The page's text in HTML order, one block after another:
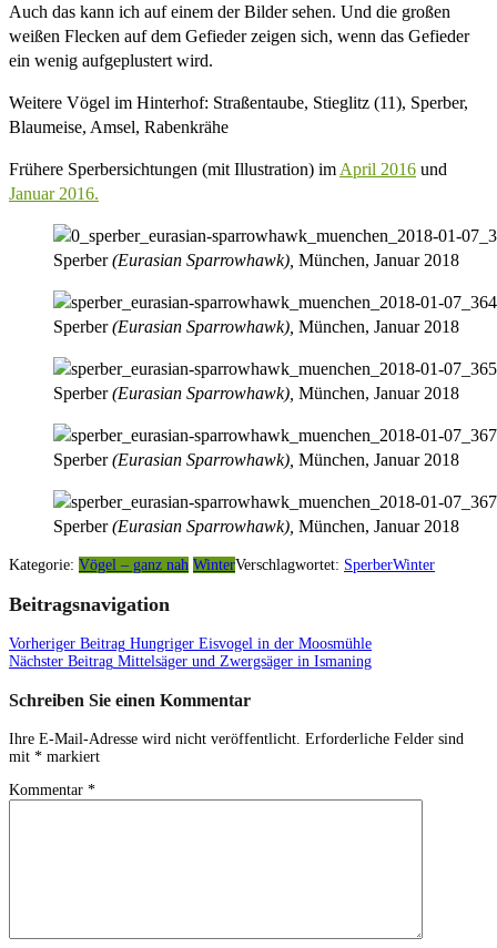
Auch das kann ich auf einem der Bilder sehen. Und die großen
weißen Flecken auf dem Gefieder zeigen sich, wenn das Gefieder
ein wenig aufgeplustert wird.
Weitere Vögel im Hinterhof: Straßentaube, Stieglitz (11), Sperber,
Blaumeise, Amsel, Rabenkrähe
Frühere Sperbersichtungen (mit Illustration) im April 2016 und
Januar 2016.
Sperber(Eurasian Sparrowhawk), München, Januar 2018
Sperber(Eurasian Sparrowhawk), München, Januar 2018
Sperber(Eurasian Sparrowhawk), München, Januar 2018
Sperber(Eurasian Sparrowhawk), München, Januar 2018
Sperber(Eurasian Sparrowhawk), München, Januar 2018
Kategorie: Vögel – ganz nah WinterVerschlagwortet: SperberWinter
Beitragsnavigation
Vorheriger Beitrag Hungriger Eisvogel in der Moosmühle
Nächster Beitrag Mittelsäger und Zwergsäger in Ismaning
Schreiben Sie einen Kommentar
Ihre E-Mail-Adresse wird nicht veröffentlicht. Erforderliche Felder sind
mit * markiert
Kommentar *